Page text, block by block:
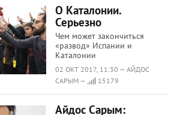
О Каталонии.
Серьезно
Чем может закончиться
«развод» Испании и
Каталонии
02 ОКТ 2017, 11:30 — АЙДОС
САРЫМ —
15179
Айдос Сарым: